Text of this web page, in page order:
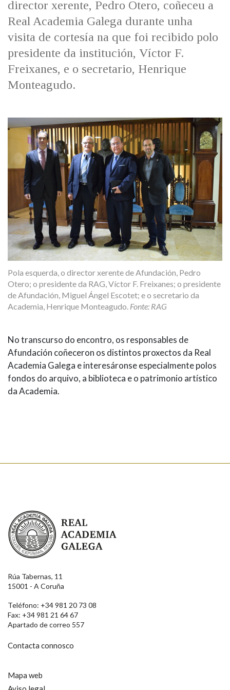
IDENTIDADE CORPORATIVA
MARCIAL DEL ADALID
CASA-MUSEO EMILIA PARDO
BAZÁN
HISTORIA
60 ANOS DLG
PRIMAVERA DAS LETRAS
PORTAL DAS PALABRAS
Facebook
TwitterYoutubeInstagram
Bluesky
director xerente, Pedro Otero, coñeceu a
Real Academia Galega durante unha
visita de cortesía na que foi recibido polo
presidente da institución, Víctor F.
Freixanes, e o secretario, Henrique
Monteagudo.
Pola esquerda, o director xerente de Afundación, Pedro
Otero; o presidente da RAG, Víctor F. Freixanes; o presidente
de Afundación, Miguel Ángel Escotet; e o secretario da
Academia, Henrique Monteagudo. Fonte: RAG
No transcurso do encontro, os responsables de
Afundación coñeceron os distintos proxectos da Real
Academia Galega e interesáronse especialmente polos
fondos do arquivo, a biblioteca e o patrimonio artístico
da Academia.
Real Academia Galega
Rúa Tabernas, 11
15001 - A Coruña
Teléfono: +34 981 20 73 08
Fax: +34 981 21 64 67
Apartado de correo 557
Contacta connosco
Mapa web